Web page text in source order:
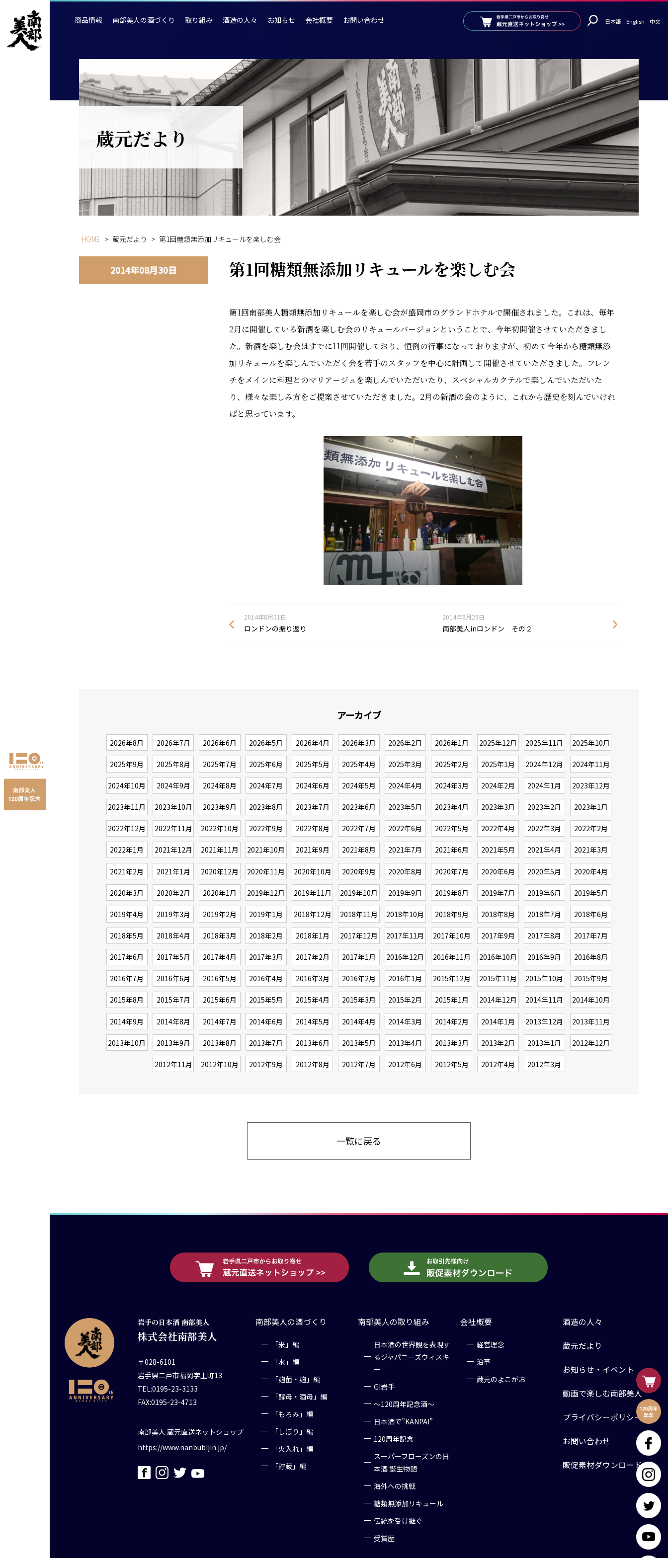
商品情報 南部美人の酒づくり 取り組み 酒造の人々 お知らせ 会社概要 お問い合わせ 日本語 English 中文
蔵元だより
HOME > 蔵元だより > 第1回糖類無添加リキュールを楽しむ会
2014年08月30日 第1回糖類無添加リキュールを楽しむ会
第1回南部美人糖類無添加リキュールを楽しむ会が盛岡市のグランドホテルで開催されました。これは、毎年
2月に開催している新酒を楽しむ会のリキュールバージョンということで、今年初開催させていただきまし
た。新酒を楽しむ会はすでに11回開催しており、恒例の行事になっておりますが、初めて今年から糖類無添
加リキュールを楽しんでいただく会を若手のスタッフを中心に計画して開催させていただきました。フレン
チをメインに料理とのマリアージュを楽しんでいただいたり、スペシャルカクテルで楽しんでいただいた
り、様々な楽しみ方をご提案させていただきました。2月の新酒の会のように、これから歴史を刻んでいけれ
ばと思っています。
2014年8月31日
ロンドンの振り返り
2014年8月29日
南部美人inロンドン その２
アーカイブ
2026年8月 2026年7月 2026年6月 2026年5月 2026年4月 2026年3月 2026年2月 2026年1月 2025年12月 2025年11月 2025年10月
2025年9月 2025年8月 2025年7月 2025年6月 2025年5月 2025年4月 2025年3月 2025年2月 2025年1月 2024年12月 2024年11月
2024年10月 2024年9月 2024年8月 2024年7月 2024年6月 2024年5月 2024年4月 2024年3月 2024年2月 2024年1月 2023年12月
2023年11月 2023年10月 2023年9月 2023年8月 2023年7月 2023年6月 2023年5月 2023年4月 2023年3月 2023年2月 2023年1月
2022年12月 2022年11月 2022年10月 2022年9月 2022年8月 2022年7月 2022年6月 2022年5月 2022年4月 2022年3月 2022年2月
2022年1月 2021年12月 2021年11月 2021年10月 2021年9月 2021年8月 2021年7月 2021年6月 2021年5月 2021年4月 2021年3月
2021年2月 2021年1月 2020年12月 2020年11月 2020年10月 2020年9月 2020年8月 2020年7月 2020年6月 2020年5月 2020年4月
2020年3月 2020年2月 2020年1月 2019年12月 2019年11月 2019年10月 2019年9月 2019年8月 2019年7月 2019年6月 2019年5月
2019年4月 2019年3月 2019年2月 2019年1月 2018年12月 2018年11月 2018年10月 2018年9月 2018年8月 2018年7月 2018年6月
2018年5月 2018年4月 2018年3月 2018年2月 2018年1月 2017年12月 2017年11月 2017年10月 2017年9月 2017年8月 2017年7月
2017年6月 2017年5月 2017年4月 2017年3月 2017年2月 2017年1月 2016年12月 2016年11月 2016年10月 2016年9月 2016年8月
2016年7月 2016年6月 2016年5月 2016年4月 2016年3月 2016年2月 2016年1月 2015年12月 2015年11月 2015年10月 2015年9月
2015年8月 2015年7月 2015年6月 2015年5月 2015年4月 2015年3月 2015年2月 2015年1月 2014年12月 2014年11月 2014年10月
2014年9月 2014年8月 2014年7月 2014年6月 2014年5月 2014年4月 2014年3月 2014年2月 2014年1月 2013年12月 2013年11月
2013年10月 2013年9月 2013年8月 2013年7月 2013年6月 2013年5月 2013年4月 2013年3月 2013年2月 2013年1月 2012年12月
2012年11月 2012年10月 2012年9月 2012年8月 2012年7月 2012年6月 2012年5月 2012年4月 2012年3月
一覧に戻る
岩手の日本酒 南部美人
株式会社南部美人
〒028-6101
岩手県二戸市福岡字上町13
TEL:0195-23-3133
FAX:0195-23-4713
南部美人 蔵元直送ネットショップ
https://www.nanbubijin.jp/
南部美人の酒づくり
「米」編
「水」編
「麹菌・麹」編
「酵母・酒母」編
「もろみ」編
「しぼり」編
「火入れ」編
「貯蔵」編
南部美人の取り組み
日本酒の世界観を表現す
るジャパニーズウィスキ
ー
GI岩手
～120周年記念酒～
日本酒で”KANPAI”
120周年記念
スーパーフローズンの日
本酒 誕生物語
海外への挑戦
糖類無添加リキュール
伝統を受け継ぐ
受賞歴
会社概要
経営理念
沿革
蔵元のよこがお
酒造の人々
蔵元だより
お知らせ・イベント
動画で楽しむ南部美人
プライバシーポリシー
お問い合わせ
販促素材ダウンロード